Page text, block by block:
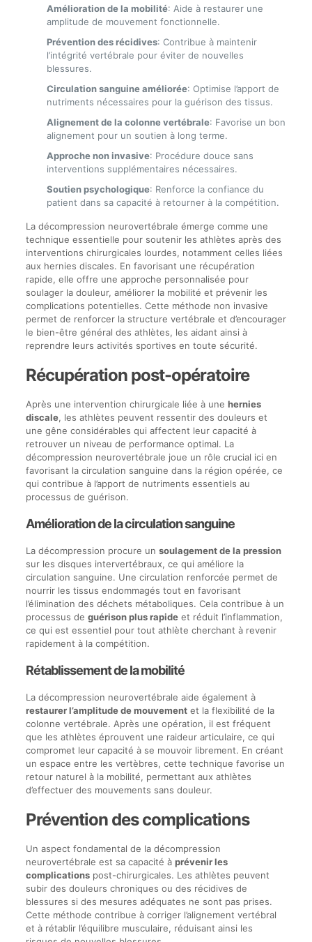
Amélioration de la mobilité: Aide à restaurer une
amplitude de mouvement fonctionnelle.
Prévention des récidives: Contribue à maintenir
l’intégrité vertébrale pour éviter de nouvelles
blessures.
Circulation sanguine améliorée: Optimise l’apport de
nutriments nécessaires pour la guérison des tissus.
Alignement de la colonne vertébrale: Favorise un bon
alignement pour un soutien à long terme.
Approche non invasive: Procédure douce sans
interventions supplémentaires nécessaires.
Soutien psychologique: Renforce la confiance du
patient dans sa capacité à retourner à la compétition.
La décompression neurovertébrale émerge comme une
technique essentielle pour soutenir les athlètes après des
interventions chirurgicales lourdes, notamment celles liées
aux hernies discales. En favorisant une récupération
rapide, elle offre une approche personnalisée pour
soulager la douleur, améliorer la mobilité et prévenir les
complications potentielles. Cette méthode non invasive
permet de renforcer la structure vertébrale et d’encourager
le bien-être général des athlètes, les aidant ainsi à
reprendre leurs activités sportives en toute sécurité.
Récupération post-opératoire
Après une intervention chirurgicale liée à une hernies
discale, les athlètes peuvent ressentir des douleurs et
une gêne considérables qui affectent leur capacité à
retrouver un niveau de performance optimal. La
décompression neurovertébrale joue un rôle crucial ici en
favorisant la circulation sanguine dans la région opérée, ce
qui contribue à l’apport de nutriments essentiels au
processus de guérison.
Amélioration de la circulation sanguine
La décompression procure un soulagement de la pression
sur les disques intervertébraux, ce qui améliore la
circulation sanguine. Une circulation renforcée permet de
nourrir les tissus endommagés tout en favorisant
l’élimination des déchets métaboliques. Cela contribue à un
processus de guérison plus rapideet réduit l’inflammation,
ce qui est essentiel pour tout athlète cherchant à revenir
rapidement à la compétition.
Rétablissement de la mobilité
La décompression neurovertébrale aide également à
restaurer l’amplitude de mouvementet la flexibilité de la
colonne vertébrale. Après une opération, il est fréquent
que les athlètes éprouvent une raideur articulaire, ce qui
compromet leur capacité à se mouvoir librement. En créant
un espace entre les vertèbres, cette technique favorise un
retour naturel à la mobilité, permettant aux athlètes
d’effectuer des mouvements sans douleur.
Prévention des complications
Un aspect fondamental de la décompression
neurovertébrale est sa capacité à prévenir les
complicationspost-chirurgicales. Les athlètes peuvent
subir des douleurs chroniques ou des récidives de
blessures si des mesures adéquates ne sont pas prises.
Cette méthode contribue à corriger l’alignement vertébral
et à rétablir l’équilibre musculaire, réduisant ainsi les